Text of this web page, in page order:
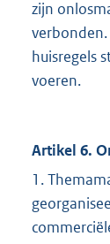
zijn
huisregels
voeren.
Artikel 6.
1.